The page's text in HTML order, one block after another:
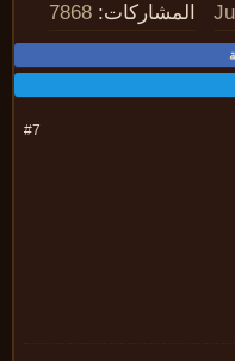
المشاركات: 7868